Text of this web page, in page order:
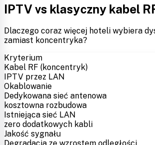
IPTV vs klasyczny kabel
Dlaczego coraz więcej hoteli wybiera
zamiast koncentryka?
Kryterium
Kabel RF (koncentryk)
IPTV przez LAN
Okablowanie
Dedykowana sieć antenowa
kosztowna rozbudowa
Istniejąca sieć LAN
zero dodatkowych kabli
Jakość sygnału
Degradacja ze wzrostem odległości